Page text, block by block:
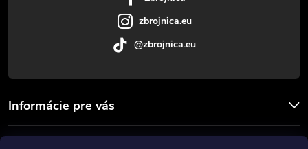
Informácie pre vás
zbrojnica.eu
@zbrojnica.eu